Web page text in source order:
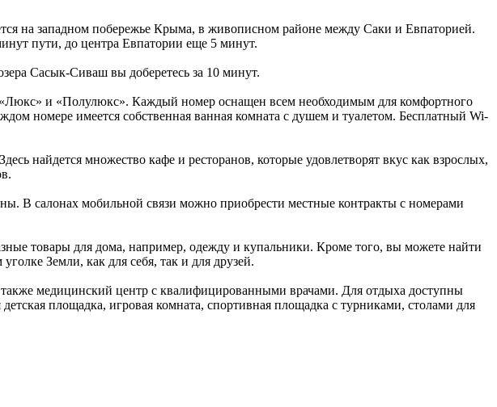
на западном побережье Крыма, в живописном районе между Саки и Евпаторией.
пути, до центра Евпатории еще 5 минут.
Сасык-Сиваш вы доберетесь за 10 минут.
и «Полулюкс». Каждый номер оснащен всем необходимым для комфортного
номере имеется собственная ванная комната с душем и туалетом. Бесплатный Wi-
найдется множество кафе и ресторанов, которые удовлетворят вкус как взрослых,
В салонах мобильной связи можно приобрести местные контракты с номерами
товары для дома, например, одежду и купальники. Кроме того, вы можете найти
Земли, как для себя, так и для друзей.
медицинский центр с квалифицированными врачами. Для отдыха доступны
площадка, игровая комната, спортивная площадка с турниками, столами для